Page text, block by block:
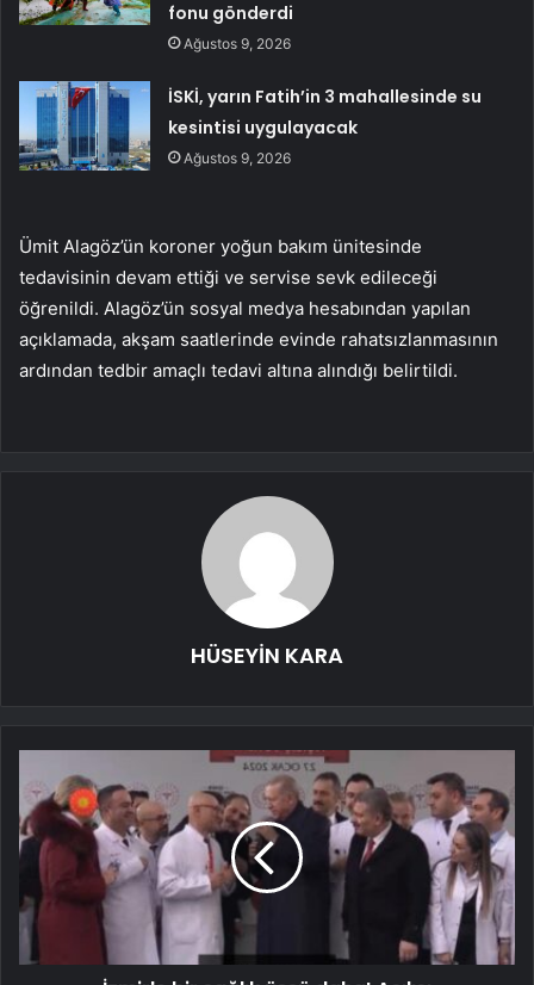
fonu gönderdi
Ağustos 9, 2026
İSKİ, yarın Fatih’in 3 mahallesinde su
kesintisi uygulayacak
Ağustos 9, 2026
Ümit Alagöz’ün koroner yoğun bakım ünitesinde
tedavisinin devam ettiği ve servise sevk edileceği
öğrenildi. Alagöz’ün sosyal medya hesabından yapılan
açıklamada, akşam saatlerinde evinde rahatsızlanmasının
ardından tedbir amaçlı tedavi altına alındığı belirtildi.
HÜSEYİN KARA